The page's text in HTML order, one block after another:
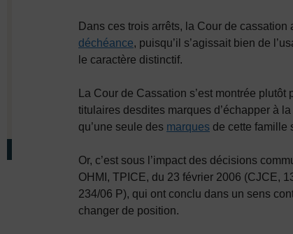
Dans ces trois arrêts, la Cour de
déchéance, puisqu’il s’agissait bien de
le caractère distinctif.
La Cour de Cassation s’est montrée
titulaires desdites marques d’échapper à la
qu’une seule des marques de cette famille
Or, c’est sous l’impact des décisions
OHMI, TPICE, du 23 février 2006 (CJCE,
234/06 P), qui ont conclu dans un sens
changer de position.